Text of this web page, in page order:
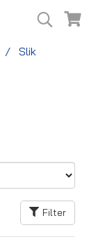
Slik
Filter